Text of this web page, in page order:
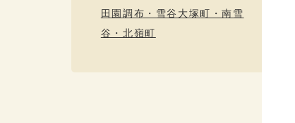
田園調布・雪谷大塚町・南雪
谷・北嶺町